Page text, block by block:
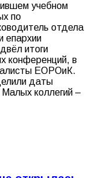
учебном
по
отдела
епархии
итоги
конференций, в
ЕОРОиК.
даты
коллегий –